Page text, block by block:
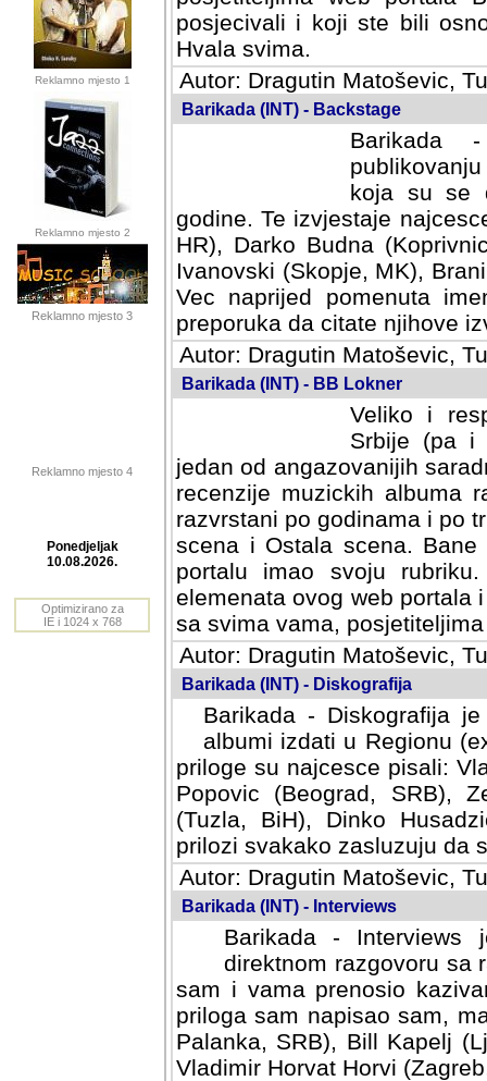
Reklamno mjesto 1
Reklamno mjesto 2
Reklamno mjesto 3
Reklamno mjesto 4
posjecivali i koji ste bili
Hvala svima.
Autor: Dragutin Matoševic,
Barikada (INT) - Backstage
Barikada
koja su se
godine. Te izvjestaje
HR), Darko Budna
Ivanovski (Skopje, MK),
Vec naprijed pomenuta
preporuka da citate njihove
Autor: Dragutin Matoševic,
Barikada (INT) - BB Lokner
Veliko i
Srbije (pa i
jedan od angazovanijih
recenzije muzickih albuma
razvrstani po godinama i po
scena i Ostala scena.
portalu imao svoju
elemenata ovog web portala
sa svima vama,
Autor: Dragutin Matoševic,
Barikada (INT) - Diskografija
Barikada - Diskografija
albumi izdati u Regionu
priloge su najcesce pisali:
Popovic (Beograd, SRB),
(Tuzla, BiH), Dinko
prilozi svakako zasluzuju da
Autor: Dragutin Matoševic,
Barikada (INT) - Interviews
Barikada -
direktnom razgovoru sa
sam i vama prenosio
priloga sam napisao sam,
Palanka, SRB), Bill Kapelj
Vladimir Horvat Horvi